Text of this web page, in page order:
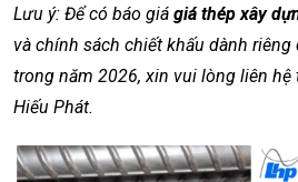
Lưu ý: Để có báo giá giá thép xây
và chính sách chiết khấu dành
trong năm 2026, xin vui lòng liên
Hiếu Phát.